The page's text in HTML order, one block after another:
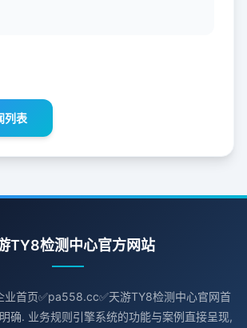
列表
TY8检测中心官方网站
业首页✅pa558.cc✅天游TY8检测中心官网首
确. 业务规则引擎系统的功能与案例直接呈现,